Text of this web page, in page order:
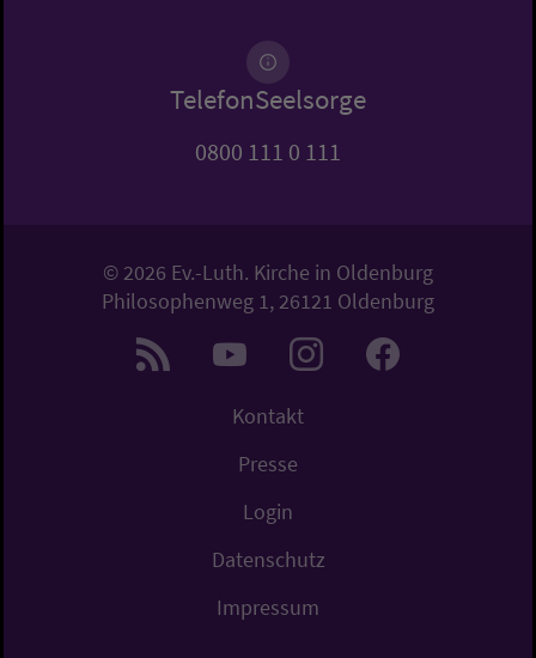
TelefonSeelsorge
0800 111 0 111
© 2026 Ev.-Luth. Kirche in Oldenburg
Philosophenweg 1, 26121 Oldenburg
Kontakt
Presse
Login
Datenschutz
Impressum